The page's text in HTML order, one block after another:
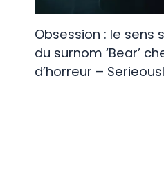
Obsession : le sens
du surnom ‘Bear’
d’horreur –